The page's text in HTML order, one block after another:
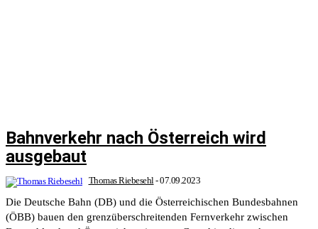
Bahnverkehr nach Österreich wird
ausgebaut
Thomas Riebesehl -07.09.2023
Die Deutsche Bahn (DB) und die Österreichischen Bundesbahnen
(ÖBB) bauen den grenzüberschreitenden Fernverkehr zwischen